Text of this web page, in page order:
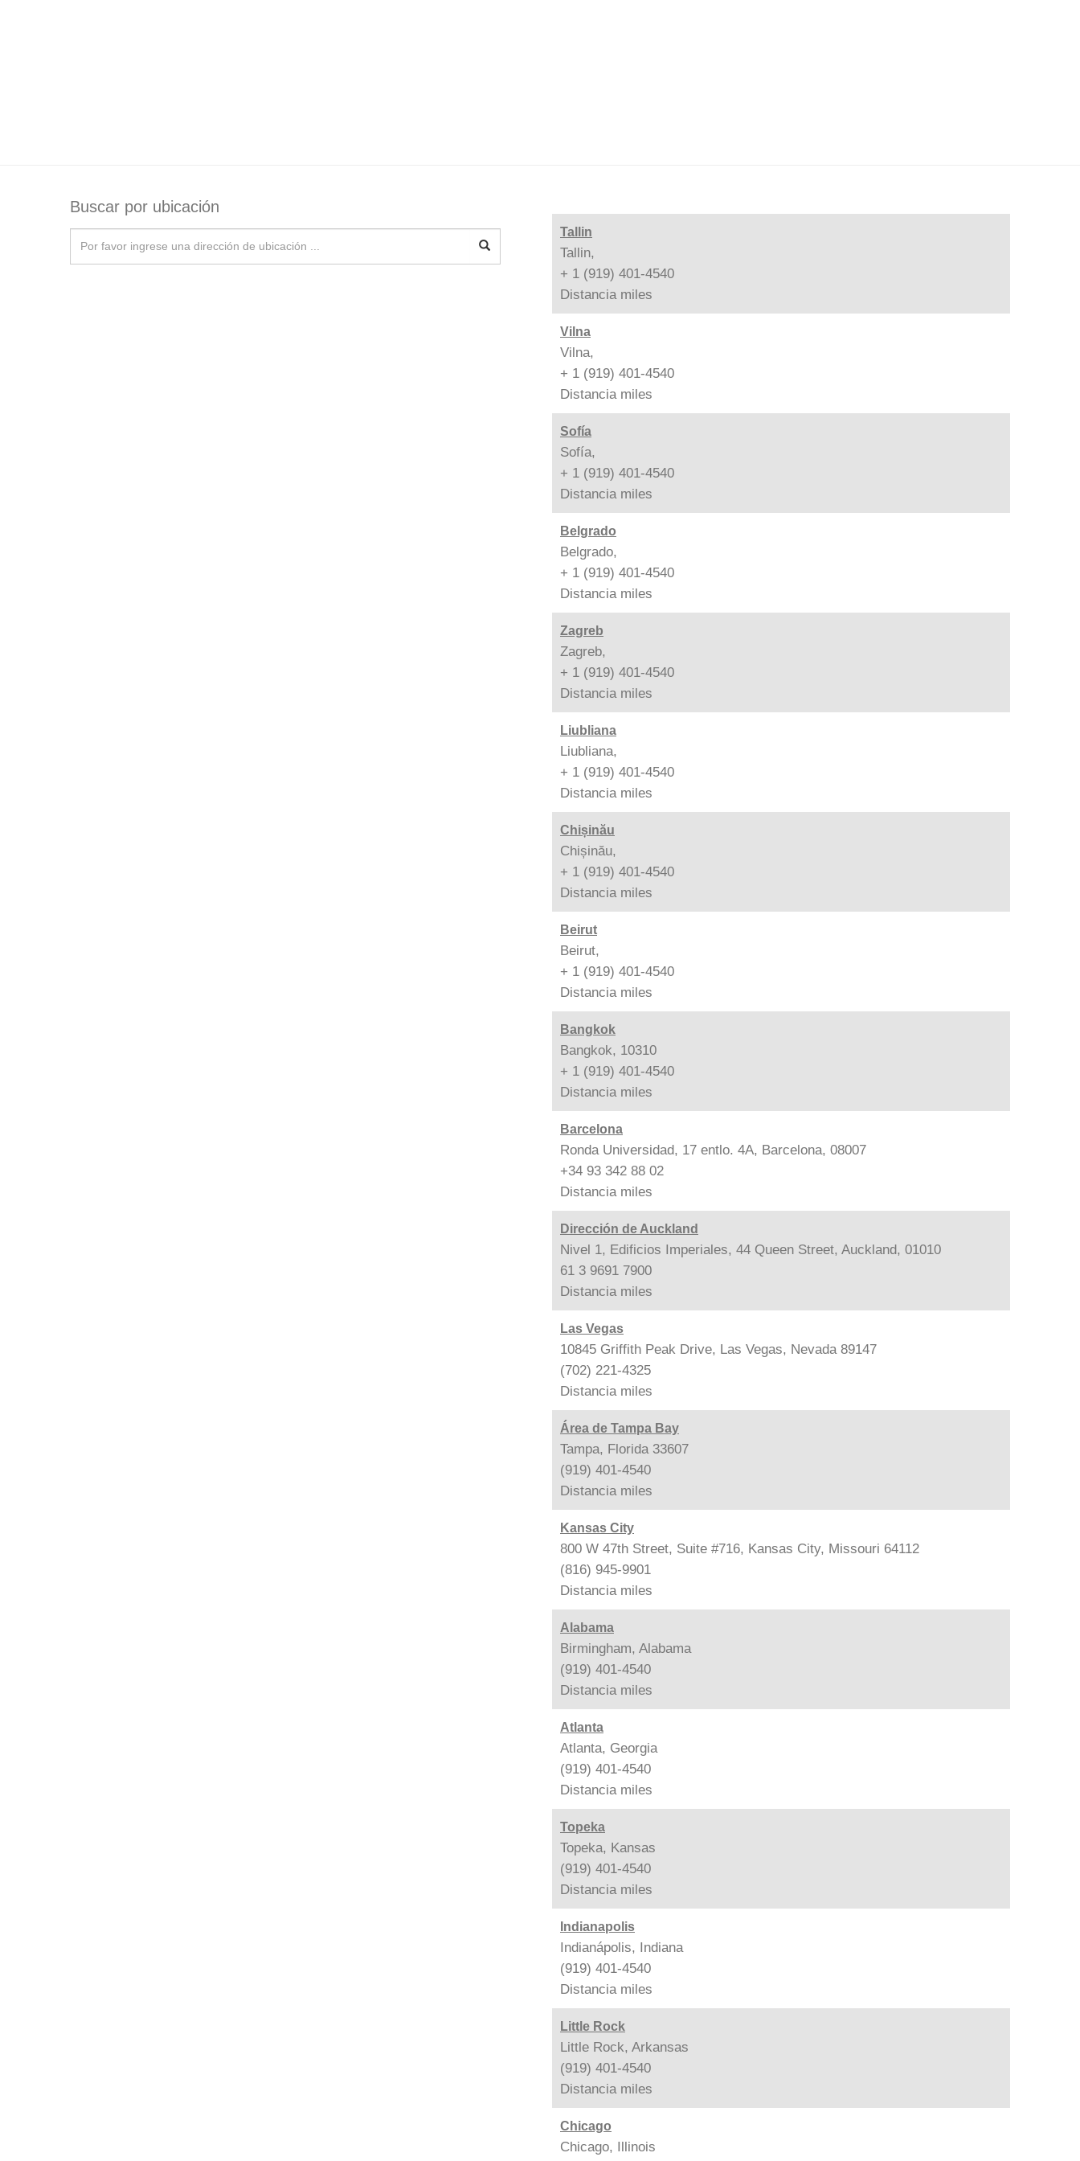
Buscar por ubicación
Tallin
Tallin,
+ 1 (919) 401-4540
Distancia miles
Vilna
Vilna,
+ 1 (919) 401-4540
Distancia miles
Sofía
Sofía,
+ 1 (919) 401-4540
Distancia miles
Belgrado
Belgrado,
+ 1 (919) 401-4540
Distancia miles
Zagreb
Zagreb,
+ 1 (919) 401-4540
Distancia miles
Liubliana
Liubliana,
+ 1 (919) 401-4540
Distancia miles
Chișinău
Chișinău,
+ 1 (919) 401-4540
Distancia miles
Beirut
Beirut,
+ 1 (919) 401-4540
Distancia miles
Bangkok
Bangkok, 10310
+ 1 (919) 401-4540
Distancia miles
Barcelona
Ronda Universidad, 17 entlo. 4A, Barcelona, 08007
+34 93 342 88 02
Distancia miles
Dirección de Auckland
Nivel 1, Edificios Imperiales, 44 Queen Street, Auckland, 01010
61 3 9691 7900
Distancia miles
Las Vegas
10845 Griffith Peak Drive, Las Vegas, Nevada 89147
(702) 221-4325
Distancia miles
Área de Tampa Bay
Tampa, Florida 33607
(919) 401-4540
Distancia miles
Kansas City
800 W 47th Street, Suite #716, Kansas City, Missouri 64112
(816) 945-9901
Distancia miles
Alabama
Birmingham, Alabama
(919) 401-4540
Distancia miles
Atlanta
Atlanta, Georgia
(919) 401-4540
Distancia miles
Topeka
Topeka, Kansas
(919) 401-4540
Distancia miles
Indianapolis
Indianápolis, Indiana
(919) 401-4540
Distancia miles
Little Rock
Little Rock, Arkansas
(919) 401-4540
Distancia miles
Chicago
Chicago, Illinois